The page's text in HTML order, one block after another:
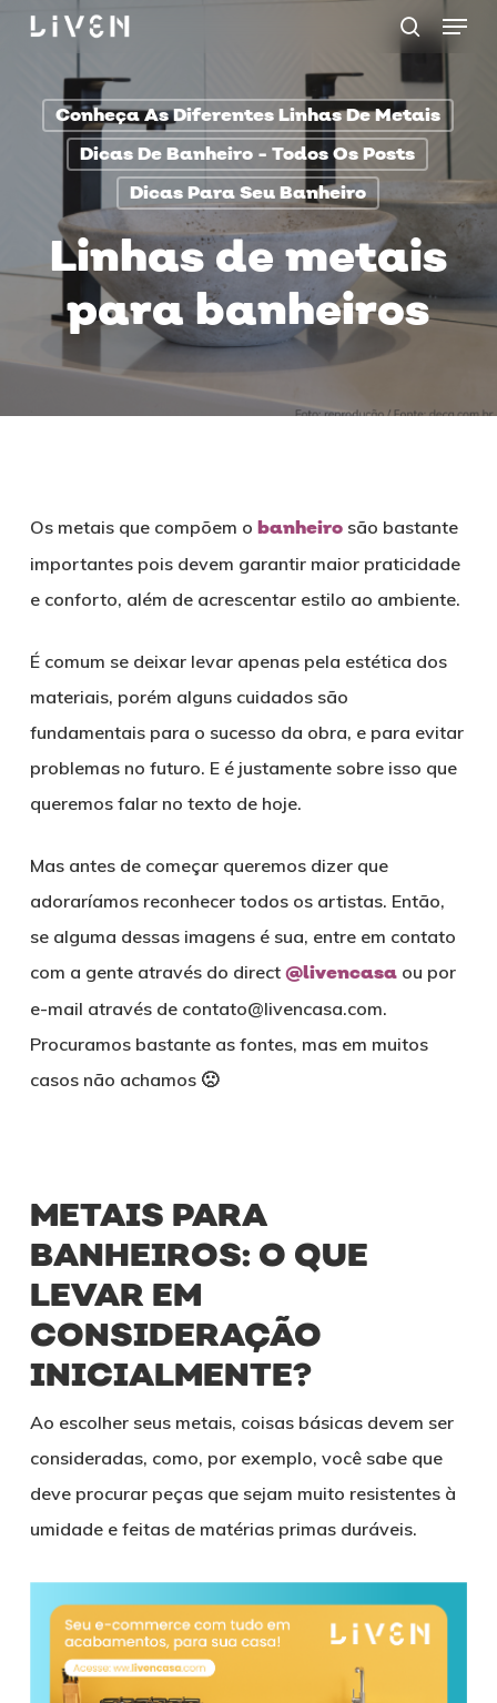
Skip
content
procurar
Menu
Conheça As Diferentes Linhas De Metais
Dicas De Banheiro - Todos Os Posts
Dicas Para Seu Banheiro
Linhas de metais
para banheiros
Os metais que compõem o banheirosão bastante
importantes pois devem garantir maior praticidade
e conforto, além de acrescentar estilo ao ambiente.
É comum se deixar levar apenas pela estética dos
materiais, porém alguns cuidados são
fundamentais para o sucesso da obra, e para evitar
problemas no futuro. E é justamente sobre isso que
queremos falar no texto de hoje.
Mas antes de começar queremos dizer que
adoraríamos reconhecer todos os artistas. Então,
se alguma dessas imagens é sua, entre em contato
com a gente através do direct @livencasaou por
e-mail através de contato@livencasa.com.
Procuramos bastante as fontes, mas em muitos
casos não achamos 🙁
METAIS PARA
BANHEIROS: O QUE
LEVAR EM
CONSIDERAÇÃO
INICIALMENTE?
Ao escolher seus metais, coisas básicas devem ser
consideradas, como, por exemplo, você sabe que
deve procurar peças que sejam muito resistentes à
umidade e feitas de matérias primas duráveis.